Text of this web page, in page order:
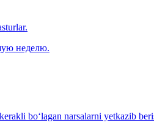
неделю.
bo‘lagan narsalarni yetkazib